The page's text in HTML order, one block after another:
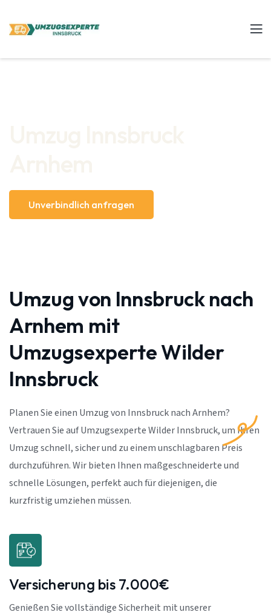
Unverbindlich anfragen
Umzug von Innsbruck nach
Arnhem mit
Umzugsexperte Wilder
Innsbruck
Planen Sie einen Umzug von Innsbruck nach Arnhem?
Vertrauen Sie auf Umzugsexperte Wilder Innsbruck, um Ihren
Umzug schnell, sicher und zu einem unschlagbaren Preis
durchzuführen. Wir bieten Ihnen maßgeschneiderte und
schnelle Lösungen, perfekt auch für diejenigen, die
kurzfristig umziehen müssen.
Versicherung bis 7.000€
Genießen Sie vollständige Sicherheit mit unserer